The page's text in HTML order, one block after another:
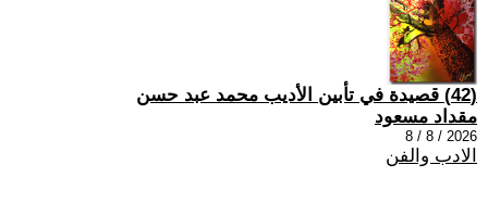
(42) قصيدة في تأبين الأديب محمد عبد حسن
مقداد مسعود
2026 / 8 / 8
الادب والفن